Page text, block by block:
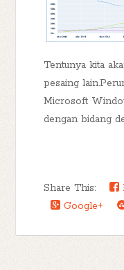
Tentunya kita
pesaing
Microsoft
dengan bidang
Share This:
Google+